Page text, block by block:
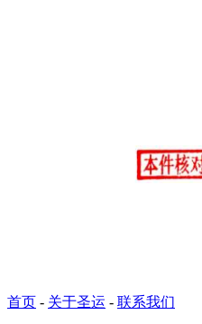
首页 - 关于圣运 - 联系我们